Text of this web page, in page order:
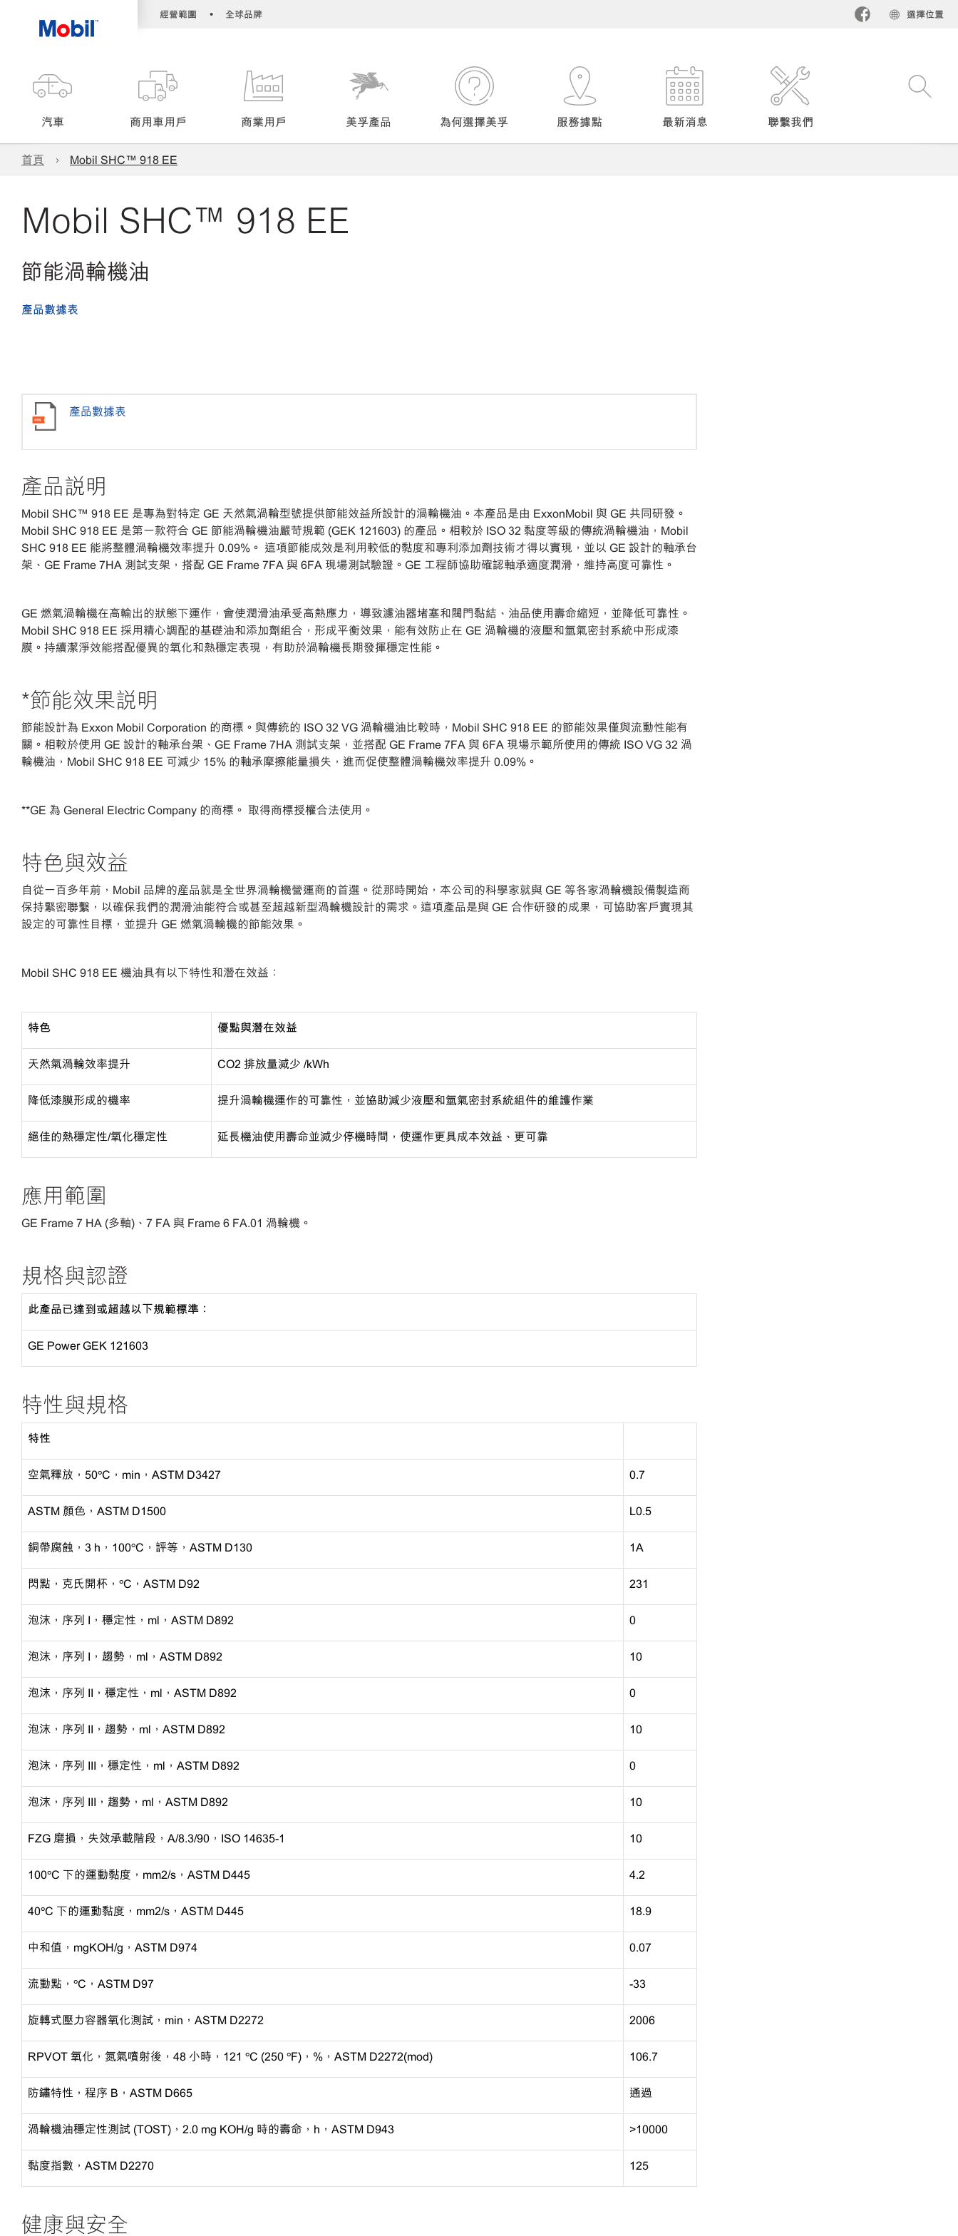
經營範圍 • 全球品牌 選擇位置​
汽車 商用車用戶 商業用戶 美孚產品 為何選擇美孚 服務據點 最新消息 聯繫我們
首頁 Mobil SHC™ 918 EE
Mobil SHC™ 918 EE
節能渦輪機油
產品數據表
產品數據表
產品說明
Mobil SHC™ 918 EE 是專為對特定 GE 天然氣渦輪型號提供節能效益所設計的渦輪機油。本產品是由 ExxonMobil 與 GE 共同研發。
Mobil SHC 918 EE 是第一款符合 GE 節能渦輪機油嚴苛規範 (GEK 121603) 的產品。相較於 ISO 32 黏度等級的傳統渦輪機油，Mobil
SHC 918 EE 能將整體渦輪機效率提升 0.09%。 這項節能成效是利用較低的黏度和專利添加劑技術才得以實現，並以 GE 設計的軸承台
架、GE Frame 7HA 測試支架，搭配 GE Frame 7FA 與 6FA 現場測試驗證。GE 工程師協助確認軸承適度潤滑，維持高度可靠性。
GE 燃氣渦輪機在高輸出的狀態下運作，會使潤滑油承受高熱應力，導致濾油器堵塞和閥門黏結、油品使用壽命縮短，並降低可靠性。
Mobil SHC 918 EE 採用精心調配的基礎油和添加劑組合，形成平衡效果，能有效防止在 GE 渦輪機的液壓和氫氣密封系統中形成漆
膜。持續潔淨效能搭配優異的氧化和熱穩定表現，有助於渦輪機長期發揮穩定性能。
*節能效果說明
節能設計為 Exxon Mobil Corporation 的商標。與傳統的 ISO 32 VG 渦輪機油比較時，Mobil SHC 918 EE 的節能效果僅與流動性能有
關。相較於使用 GE 設計的軸承台架、GE Frame 7HA 測試支架，並搭配 GE Frame 7FA 與 6FA 現場示範所使用的傳統 ISO VG 32 渦
輪機油，Mobil SHC 918 EE 可減少 15% 的軸承摩擦能量損失，進而促使整體渦輪機效率提升 0.09%。
**GE 為 General Electric Company 的商標。 取得商標授權合法使用。
特色與效益
自從一百多年前， Mobil 品牌的産品就是全世界渦輪機營運商的首選。從那時開始，本公司的科學家就與 GE 等各家渦輪機設備製造商
保持緊密聯繫，以確保我們的潤滑油能符合或甚至超越新型渦輪機設計的需求。這項產品是與 GE 合作研發的成果，可協助客戶實現其
設定的可靠性目標，並提升 GE 燃氣渦輪機的節能效果。
Mobil SHC 918 EE 機油具有以下特性和潛在效益：
特色 優點與潛在效益
天然氣渦輪效率提升 CO2 排放量減少 /kWh
降低漆膜形成的機率 提升渦輪機運作的可靠性，並協助減少液壓和氫氣密封系統組件的維護作業
絕佳的熱穩定性/氧化穩定性 延長機油使用壽命並減少停機時間，使運作更具成本效益、更可靠
應用範圍
GE Frame 7 HA (多軸)、7 FA 與 Frame 6 FA.01 渦輪機。
規格與認證
此產品已達到或超越以下規範標準：
GE PowerGEK 121603
特性與規格
特性
空氣釋放， 50ºC，min，ASTM D3427 0.7
ASTM 顏色，ASTM D1500 L0.5
銅帶腐蝕， 3 h，100ºC，評等，ASTM D130 1A
閃點，克氏開杯， ºC，ASTM D92 231
泡沫，序列 I，穩定性，ml，ASTM D892 0
泡沫，序列 I，趨勢，ml，ASTM D892 10
泡沫，序列 II，穩定性，ml，ASTM D892 0
泡沫，序列 II，趨勢，ml，ASTM D892 10
泡沫，序列 III，穩定性，ml，ASTM D892 0
泡沫，序列 III，趨勢，ml，ASTM D892 10
FZG 磨損，失效承載階段，A/8.3/90，ISO 14635-1 10
100ºC 下的運動黏度，mm2/s，ASTM D445 4.2
40ºC 下的運動黏度，mm2/s，ASTM D445 18.9
中和值， mgKOH/g，ASTM D974 0.07
流動點， ºC，ASTM D97 -33
旋轉式壓力容器氧化測試， min，ASTM D2272 2006
RPVOT 氧化，氮氣噴射後，48 小時，121 ºC (250 ºF)，%，ASTM D2272(mod) 106.7
防鏽特性，程序 B，ASTM D665 通過
渦輪機油穩定性測試 (TOST)，2.0 mg KOH/g 時的壽命，h，ASTM D943 >10000
黏度指數， ASTM D2270 125
健康與安全